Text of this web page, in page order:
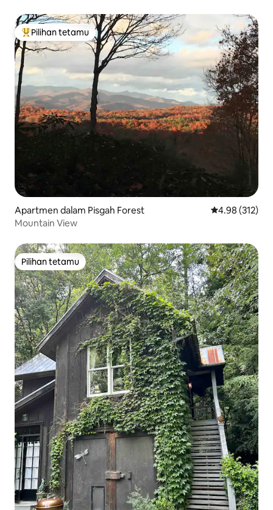
Pilihan utama tetamu
Pilihan tetamu
Apartmen dalam Pisgah Forest Penarafan
4.98 (312)
Mountain View
Pilihan tetamu
Pilihan tetamu